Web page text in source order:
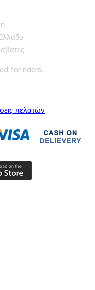
for riders.
πελατών